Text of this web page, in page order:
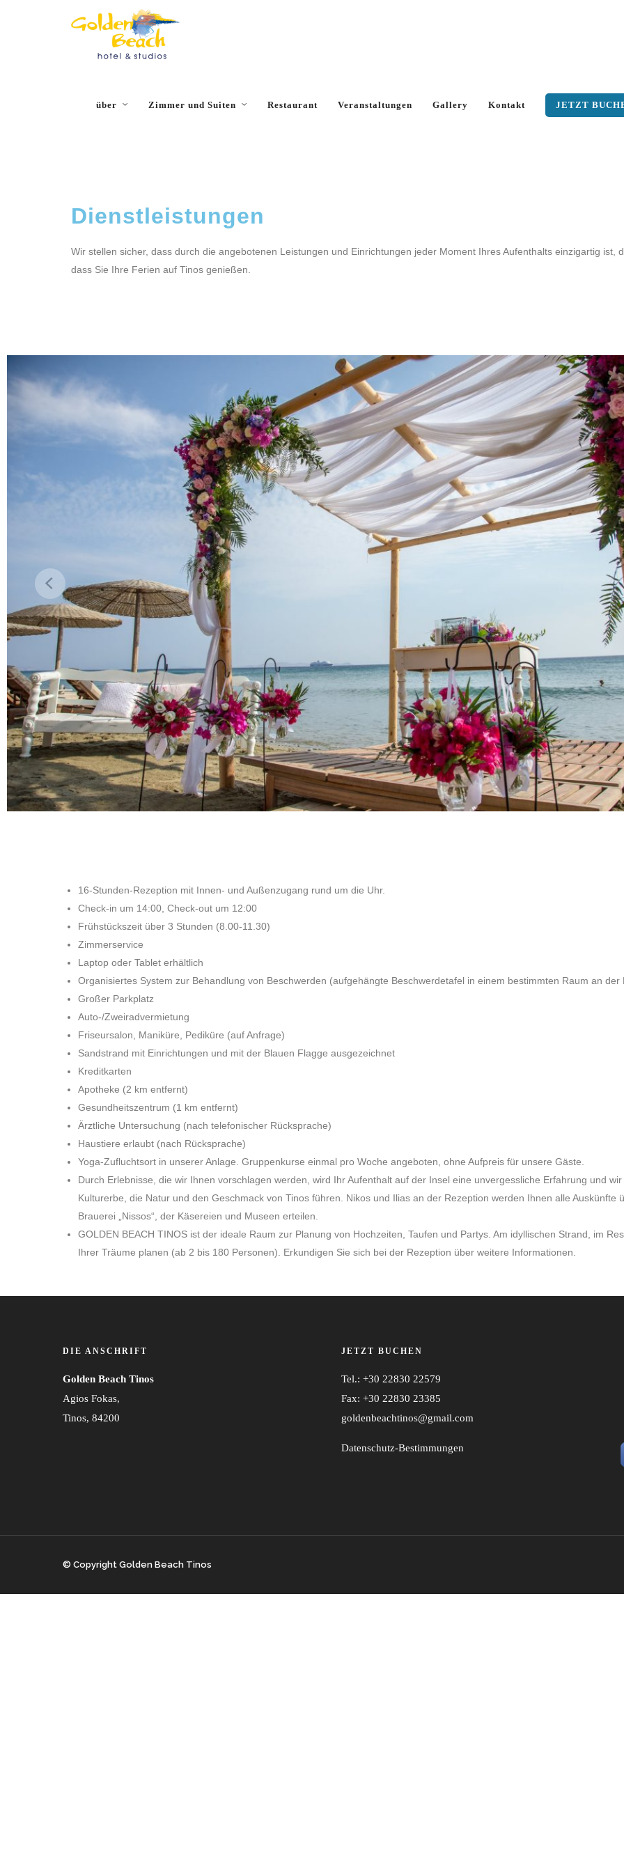
über Zimmer und Suiten Restaurant Veranstaltungen Gallery Kontakt JETZT
Dienstleistungen
Wir stellen sicher, dass durch die angebotenen Leistungen und Einrichtungen jeder Moment Ihres Aufenthalts einzigartig ist,
dass Sie Ihre Ferien auf Tinos genießen.
16-Stunden-Rezeption mit Innen- und Außenzugang rund um die Uhr.
Check-in um 14:00, Check-out um 12:00
Frühstückszeit über 3 Stunden (8.00-11.30)
Zimmerservice
Laptop oder Tablet erhältlich
Organisiertes System zur Behandlung von Beschwerden (aufgehängte Beschwerdetafel in einem bestimmten Raum an der
Großer Parkplatz
Auto-/Zweiradvermietung
Friseursalon, Maniküre, Pediküre (auf Anfrage)
Sandstrand mit Einrichtungen und mit der Blauen Flagge ausgezeichnet
Kreditkarten
Apotheke (2 km entfernt)
Gesundheitszentrum (1 km entfernt)
Ärztliche Untersuchung (nach telefonischer Rücksprache)
Haustiere erlaubt (nach Rücksprache)
Yoga-Zufluchtsort in unserer Anlage. Gruppenkurse einmal pro Woche angeboten, ohne Aufpreis für unsere Gäste.
Durch Erlebnisse, die wir Ihnen vorschlagen werden, wird Ihr Aufenthalt auf der Insel eine unvergessliche Erfahrung und
Kulturerbe, die Natur und den Geschmack von Tinos führen. Nikos und Ilias an der Rezeption werden Ihnen alle
Brauerei „Nissos“, der Käsereien und Museen erteilen.
GOLDEN BEACH TINOS ist der ideale Raum zur Planung von Hochzeiten, Taufen und Partys. Am idyllischen Strand, im
Ihrer Träume planen (ab 2 bis 180 Personen). Erkundigen Sie sich bei der Rezeption über weitere Informationen.
DIE ANSCHRIFT
Golden Beach Tinos
Agios Fokas,
Tinos, 84200
JETZT BUCHEN
Tel.: +30 22830 22579
Fax: +30 22830 23385
goldenbeachtinos@gmail.com
Datenschutz-Bestimmungen
© Copyright Golden Beach Tinos